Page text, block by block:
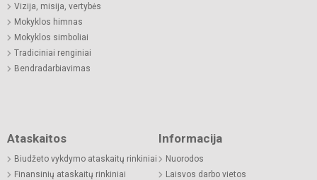
Vizija, misija, vertybės
Mokyklos himnas
Mokyklos simboliai
Tradiciniai renginiai
Bendradarbiavimas
Ataskaitos
Biudžeto vykdymo ataskaitų rinkiniai
Finansinių ataskaitų rinkiniai
Informacija
Nuorodos
Laisvos darbo vietos